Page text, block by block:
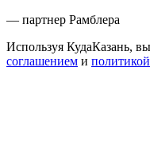
— партнер Рамблера
Используя КудаКазань,
соглашением и